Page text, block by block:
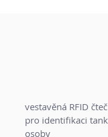
vestavěná RFID
pro identifikaci
osoby